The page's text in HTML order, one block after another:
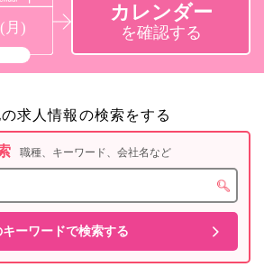
(月)
カレンダー
を確認する
求人情報の検索をする
職種、キーワード、会社名など